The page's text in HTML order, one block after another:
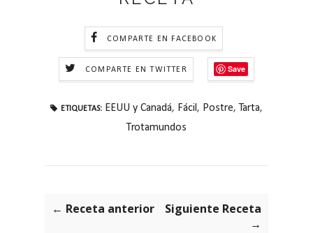
COMPARTE EN FACEBOOK
COMPARTE EN TWITTER Save
ETIQUETAS: EEUU y Canadá, Fácil, Postre, Tarta,
Trotamundos
← Receta anterior
Siguiente Receta
→